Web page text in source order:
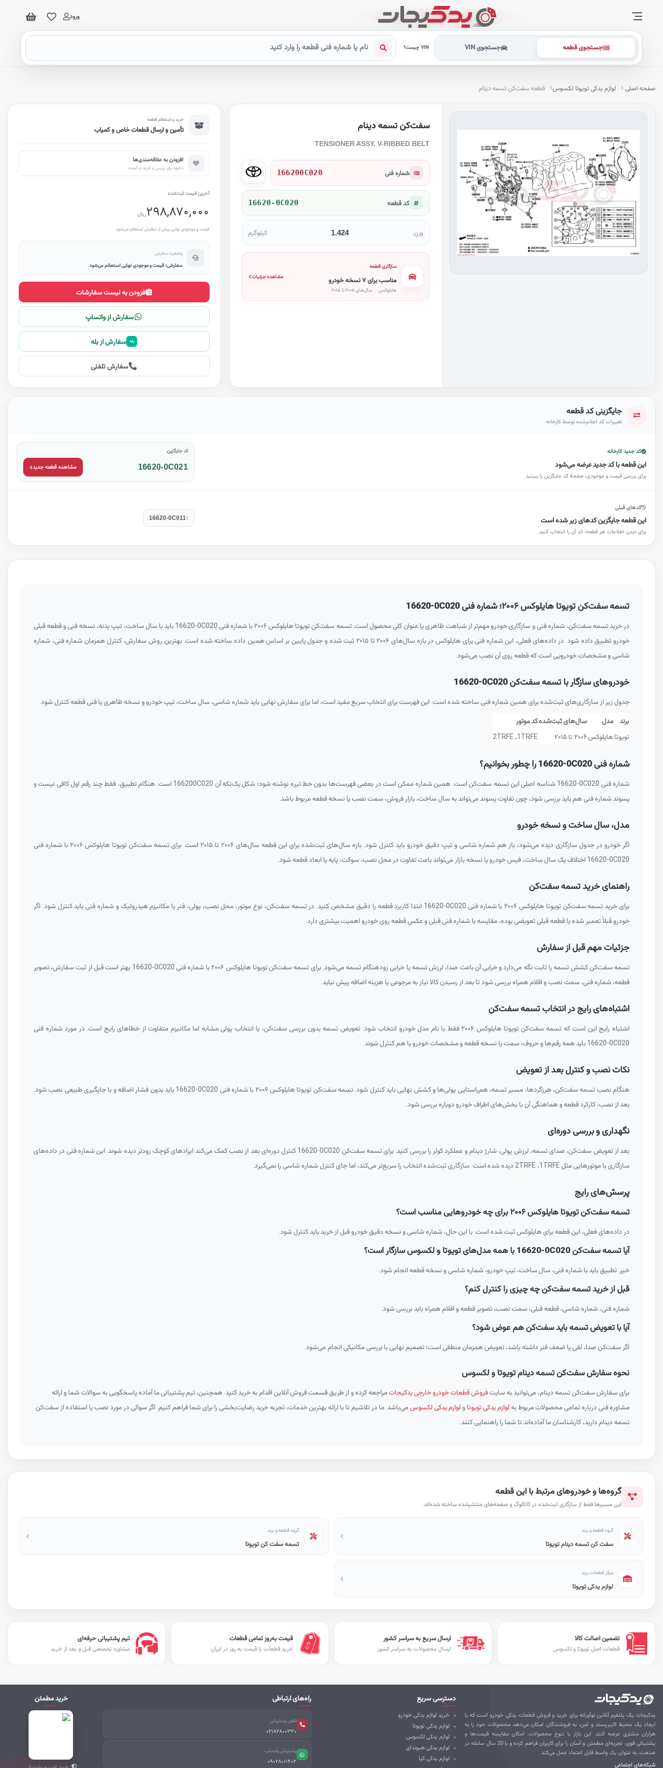
ورود
جستجوی قطعه جستجوی VIN VIN چیست؟
صفحه اصلی لوازم یدکی تویوتا لکسوس قطعه سفت‌کن تسمه دینام
سفت‌کن تسمه دینام
TENSIONER ASSY, V-RIBBED BELT
شماره فنی 166200C020
کد قطعه 16620-0C020
وزن: 1.424 کیلوگرم
سازگاری قطعه
مناسب برای ۷ نسخه خودرو
هایلوکس ·
مشاهده جزئیات
خرید و استعلام قطعه
تأمین و ارسال قطعات خاص و کمیاب
افزودن به علاقه‌مندی‌ها
ذخیره برای بررسی و خرید در آینده
آخرین قیمت ثبت‌شده
298,870,000ریال
قیمت و موجودی نهایی پیش از سفارش استعلام می‌شود.
وضعیت سفارش
سفارشی؛ قیمت و موجودی نهایی استعلام می‌شود
افزودن به لیست سفارشات
سفارش از واتساپ
بله سفارش از بله
سفارش تلفنی
جایگزینی کد قطعه
تغییرات کد اعلام‌شده توسط کارخانه
کد جدید کارخانه
این قطعه با کد جدید عرضه می‌شود
برای بررسی قیمت و موجودی، صفحهٔ کد جایگزین را ببینید.
کد جایگزین
16620-0C021 مشاهده قطعه جدید
کدهای قبلی
این قطعه جایگزین کدهای زیر شده است
برای دیدن اطلاعات هر قطعه، کد آن را انتخاب کنید.
16620-0C011
تسمه سفت‌کن تویوتا هایلوکس ۲۰۰۶؛ شماره فنی 16620-0C020
در خرید تسمه سفت‌کن، شماره فنی و سازگاری خودرو مهم‌تر از شباهت ظاهری یا عنوان کلی محصول است. تسمه سفت‌کن تویوتا هایلوکس ۲۰۰۶ با شماره فنی 16620-0C020 باید با سال ساخت، تیپ بدنه، نسخه فنی و قطعه قبلی
خودرو تطبیق داده شود. در داده‌های فعلی، این شماره فنی برای هایلوکس در بازه سال‌های ۲۰۰۶ تا ۲۰۱۵ ثبت شده و جدول پایین بر اساس همین داده ساخته شده است. بهترین روش سفارش، کنترل همزمان شماره فنی، شماره
شاسی و مشخصات خودرویی است که قطعه روی آن نصب می‌شود.
خودروهای سازگار با تسمه سفت‌کن 16620-0C020
جدول زیر از سازگاری‌های ثبت‌شده برای همین شماره فنی ساخته شده است. این فهرست برای انتخاب سریع مفید است، اما برای سفارش نهایی باید شماره شاسی، سال ساخت، تیپ خودرو و نسخه ظاهری یا فنی قطعه کنترل شود.
برند مدل سال‌های ثبت‌شدهکد موتور
تویوتا هایلوکس۲۰۰۶ تا ۲۰۱۵ 1TRFE، 2TRFE
شماره فنی 16620-0C020 را چطور بخوانیم؟
شماره فنی 16620-0C020 شناسه اصلی این تسمه سفت‌کن است. همین شماره ممکن است در بعضی فهرست‌ها بدون خط تیره نوشته شود؛ شکل یک‌تکه آن 166200C020 است. هنگام تطبیق، فقط چند رقم اول کافی نیست و
پسوند شماره فنی هم باید بررسی شود، چون تفاوت پسوند می‌تواند به سال ساخت، بازار فروش، سمت نصب یا نسخه قطعه مربوط باشد.
مدل، سال ساخت و نسخه خودرو
اگر خودرو در جدول سازگاری دیده می‌شود، باز هم شماره شاسی و تیپ دقیق خودرو باید کنترل شود. بازه سال‌های ثبت‌شده برای این قطعه سال‌های ۲۰۰۶ تا ۲۰۱۵ است. برای تسمه سفت‌کن تویوتا هایلوکس ۲۰۰۶ با شماره فنی
16620-0C020 اختلاف یک سال ساخت، فیس خودرو یا نسخه بازار می‌تواند باعث تفاوت در محل نصب، سوکت، پایه یا ابعاد قطعه شود.
راهنمای خرید تسمه سفت‌کن
برای خرید تسمه سفت‌کن تویوتا هایلوکس ۲۰۰۶ با شماره فنی 16620-0C020 ابتدا کاربرد قطعه را دقیق مشخص کنید. در تسمه سفت‌کن، نوع موتور، محل نصب، پولی، فنر یا مکانیزم هیدرولیک و شماره فنی باید کنترل شود. اگر
خودرو قبلاً تعمیر شده یا قطعه قبلی تعویضی بوده، مقایسه با شماره فنی قبلی و عکس قطعه روی خودرو اهمیت بیشتری دارد.
جزئیات مهم قبل از سفارش
تسمه سفت‌کن کشش تسمه را ثابت نگه می‌دارد و خرابی آن باعث صدا، لرزش تسمه یا خرابی زودهنگام تسمه می‌شود. برای تسمه سفت‌کن تویوتا هایلوکس ۲۰۰۶ با شماره فنی 16620-0C020 بهتر است قبل از ثبت سفارش، تصویر
قطعه، شماره فنی، سمت نصب و اقلام همراه بررسی شود تا بعد از رسیدن کالا نیاز به مرجوعی یا هزینه اضافه پیش نیاید.
اشتباه‌های رایج در انتخاب تسمه سفت‌کن
اشتباه رایج این است که تسمه سفت‌کن تویوتا هایلوکس ۲۰۰۶ فقط با نام مدل خودرو انتخاب شود. تعویض تسمه بدون بررسی سفت‌کن، یا انتخاب پولی مشابه اما مکانیزم متفاوت از خطاهای رایج است. در مورد شماره فنی
16620-0C020 باید همه رقم‌ها و حروف، سمت یا نسخه قطعه و مشخصات خودرو با هم کنترل شوند.
نکات نصب و کنترل بعد از تعویض
هنگام نصب تسمه سفت‌کن، هرزگردها، مسیر تسمه، هم‌راستایی پولی‌ها و کشش نهایی باید کنترل شود. تسمه سفت‌کن تویوتا هایلوکس ۲۰۰۶ با شماره فنی 16620-0C020 باید بدون فشار اضافه و با جایگیری طبیعی نصب شود.
بعد از نصب، کارکرد قطعه و هماهنگی آن با بخش‌های اطراف خودرو دوباره بررسی شود.
نگهداری و بررسی دوره‌ای
بعد از تعویض سفت‌کن، صدای تسمه، لرزش پولی، شارژ دینام و عملکرد کولر را بررسی کنید. برای تسمه سفت‌کن 16620-0C020 کنترل دوره‌ای بعد از نصب کمک می‌کند ایرادهای کوچک زودتر دیده شوند. این شماره فنی در داده‌های
سازگاری با موتورهایی مثل 1TRFE، 2TRFE دیده شده است. سازگاری ثبت‌شده انتخاب را سریع‌تر می‌کند، اما جای کنترل شماره شاسی را نمی‌گیرد.
پرسش‌های رایج
تسمه سفت‌کن تویوتا هایلوکس ۲۰۰۶ برای چه خودروهایی مناسب است؟
در داده‌های فعلی، این قطعه برای هایلوکس ثبت شده است. با این حال، شماره شاسی و نسخه دقیق خودرو قبل از خرید باید کنترل شود.
آیا تسمه سفت‌کن 16620-0C020 با همه مدل‌های تویوتا و لکسوس سازگار است؟
خیر. تطبیق باید با شماره فنی، سال ساخت، تیپ خودرو، شماره شاسی و نسخه قطعه انجام شود.
قبل از خرید تسمه سفت‌کن چه چیزی را کنترل کنم؟
شماره فنی، شماره شاسی، قطعه قبلی، سمت نصب، تصویر قطعه و اقلام همراه باید بررسی شود.
آیا با تعویض تسمه باید سفت‌کن هم عوض شود؟
اگر سفت‌کن صدا، لقی یا ضعف فنر داشته باشد، تعویض همزمان منطقی است؛ تصمیم نهایی با بررسی مکانیکی انجام می‌شود.
نحوه سفارش سفت‌کن تسمه دینام تویوتا و لکسوس
برای سفارش سفت‌کن تسمه دینام، می‌توانید به سایتفروش قطعات خودرو خارجی یدکیجاتمراجعه کرده و از طریق قسمت فروش آنلاین اقدام به خرید کنید. همچنین، تیم پشتیبانی ما آماده پاسخگویی به سوالات شما و ارائه
مشاوره فنی درباره تمامی محصولات مربوط به لوازم یدکی تویوتا و لوازم یدکی لکسوس می‌باشد. ما در تلاشیم تا با ارائه بهترین خدمات، تجربه خرید رضایت‌بخشی را برای شما فراهم کنیم. اگر سوالی در مورد نصب یا استفاده از سفت‌کن
تسمه دینام دارید، کارشناسان ما آماده‌اند تا شما را راهنمایی کنند.
گروه‌ها و خودروهای مرتبط با این قطعه
این مسیرها فقط از سازگاری ثبت‌شده در کاتالوگ و صفحه‌های منتشرشده ساخته شده‌اند.
گروه قطعه و برند
سفت کن تسمه دینام تویوتا
گروه قطعه و برند
تسمه سفت کن تویوتا
مرکز قطعات برند
لوازم یدکی تویوتا
تیم پشتیبانی حرفه‌ای
مشاوره تخصصی قبل و بعد از خرید
قیمت به‌روز تمامی قطعات
خرید قطعات با قیمت به روز در ایران
ارسال سریع به سراسر کشور
ارسال محصولات به سراسر کشور
تضمین اصالت کالا
قطعات اصل تویوتا و لکسوس
یدکیجات یک پلتفرم آنلاین نوآورانه برای خرید و فروش قطعات یدکی خودرو است که با
ایجاد یک محیط کاربرپسند و امن، به فروشندگان امکان می‌دهد محصولات خود را به
هزاران مشتری عرضه کنند. این بازار با تنوع محصولات، امکان مقایسه قیمت‌ها و
پشتیبانی قوی، تجربه‌ای مطمئن و آسان را برای کاربران فراهم کرده و با 20 سال سابقه در
صنعت، به عنوان یک واسط قابل اعتماد عمل می‌کند.
شبکه‌های اجتماعی
دسترسی سریع
خرید لوازم یدکی خودرو
لوازم یدکی تویوتا
لوازم یدکی لکسوس
لوازم یدکی هیوندای
لوازم یدکی کیا
راه‌های ارتباطی
تلفن پشتیبانی
02182800330
پشتیبانی واتساپ
09028011403
خرید مطمئن